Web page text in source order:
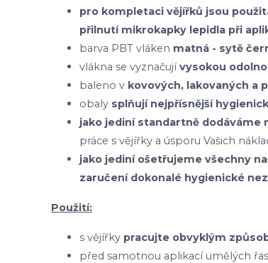
pro kompletaci vějířků jsou
přilnutí mikrokapky lepidla při
barva PBT vláken matná - sytě
vlákna se vyznačujívysokou
baleno v kovových, lakovaných a
obaly splňují nejpřísnější
jako jediní standartně dodáváme
práce s vějířky a úsporu Vašich
jako jediní ošetřujeme všechny
zaručení dokonalé hygienické
Použití:
s vějířky pracujte obvyklým
před samotnou aplikací umělých